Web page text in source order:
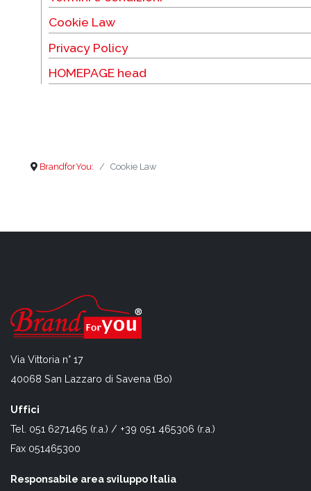
Cookie Law
Privacy Policy
HOMEPAGE head
BrandforYou: Cookie Law
Via Vittoria n° 17
40068 San Lazzaro di Savena (Bo)
Uffici
Tel. 051 6271465 (r.a.) / +39 051 465306 (r.a.)
Fax 051465300
Responsabile area sviluppo Italia